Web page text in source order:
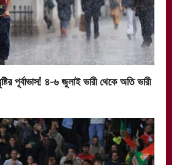
পূর্বাভাস! ৪-৬ জুলাই ভারী থেকে অতি ভারী